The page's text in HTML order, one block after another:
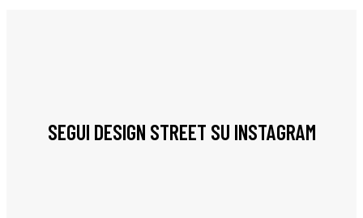
SEGUI DESIGN STREET SU INSTAGRAM